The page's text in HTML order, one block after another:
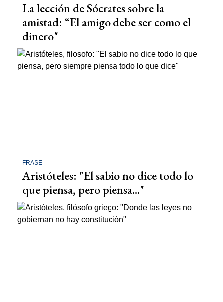
La lección de Sócrates sobre la
amistad: “El amigo debe ser como el
dinero"
FRASE
Aristóteles: "El sabio no dice todo lo
que piensa, pero piensa..."